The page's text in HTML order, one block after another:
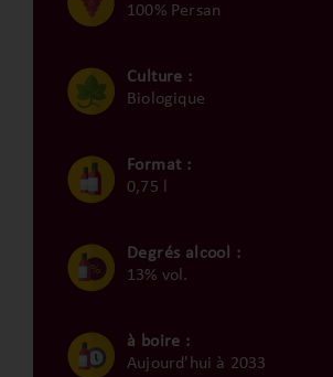
100% Persan
Culture :
Biologique
Format :
0,75 l
Degrés alcool :
13% vol.
à boire :
Aujourd'hui à 2033